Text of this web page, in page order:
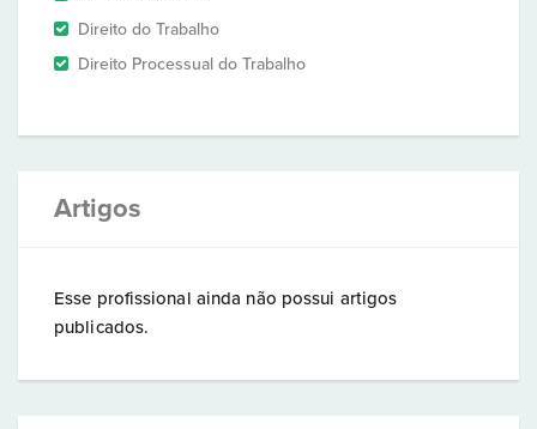
Direito do Trabalho
Direito Processual do Trabalho
Artigos
Esse profissional ainda não possui artigos
publicados.